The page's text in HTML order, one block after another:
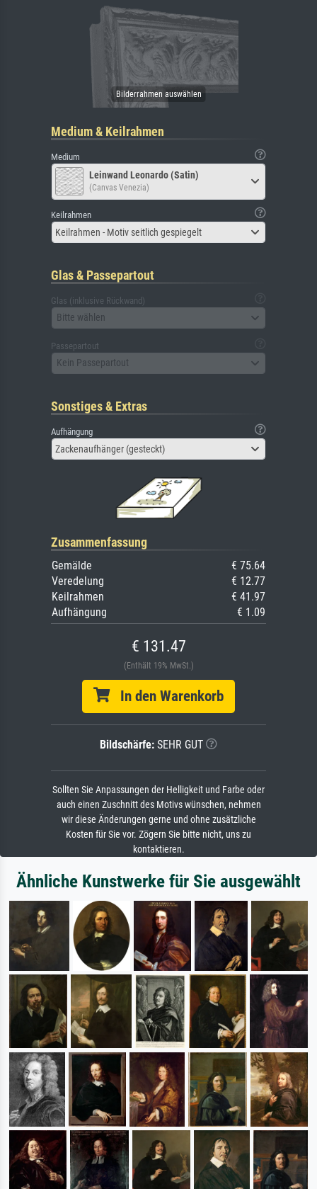
Medium & Keilrahmen
Medium
Leinwand Leonardo (Satin)
(Canvas Venezia)
Keilrahmen
Keilrahmen - Motiv seitlich gespiegelt
Glas & Passepartout
Glas (inklusive Rückwand)
Bitte wählen
Passepartout
Kein Passepartout
Sonstiges & Extras
Aufhängung
Zackenaufhänger (gesteckt)
Zusammenfassung
Gemälde
€ 75.64
Veredelung
€ 12.77
Keilrahmen
€ 41.97
Aufhängung
€ 1.09
€ 131.47
(Enthält 19% MwSt.)
In den Warenkorb
Bildschärfe: SEHR GUT
Sollten Sie Anpassungen der Helligkeit und Farbe oder
auch einen Zuschnitt des Motivs wünschen, nehmen
wir diese Änderungen gerne und ohne zusätzliche
Kosten für Sie vor. Zögern Sie bitte nicht, uns zu
kontaktieren.
Ähnliche Kunstwerke für Sie ausgewählt